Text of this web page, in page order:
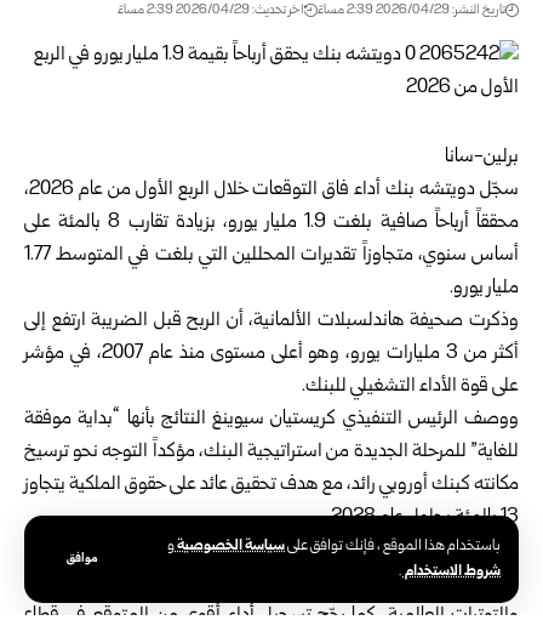
باستخدام هذا الموقع ، فإنك توافق علىسياسة الخصوصيةو
شروط الاستخدام.
موافق
تاريخ النشر: 2026/04/29 2:39 مساءً اخر تحديث: 2026/04/29 2:39 مساءً
برلين-سانا
سجّل دويتشه بنك أداء فاق التوقعات خلال الربع الأول من عام 2026،
محققاً أرباحاً صافية بلغت 1.9 مليار يورو، بزيادة تقارب 8 بالمئة على
أساس سنوي، متجاوزاً تقديرات المحللين التي بلغت في المتوسط 1.77
مليار يورو.
وذكرت صحيفة هاندلسبلات الألمانية، أن الربح قبل الضريبة ارتفع إلى
أكثر من 3 مليارات يورو، وهو أعلى مستوى منذ عام 2007، في مؤشر
على قوة الأداء التشغيلي للبنك.
ووصف الرئيس التنفيذي كريستيان سيوينغ النتائج بأنها “بداية موفقة
للغاية” للمرحلة الجديدة من استراتيجية البنك، مؤكداً التوجه نحو ترسيخ
مكانته كبنك أوروبي رائد، مع هدف تحقيق عائد على حقوق الملكية يتجاوز
13 بالمئة بحلول عام 2028.
ويحافظ البنك على توقعاته للعام بالكامل، والتي تتضمن تحقيق إيرادات
بنحو 33 مليار يورو في 2026، رغم التحديات الاقتصادية في أوروبا
والتوترات العالمية، كما رجّح تسجيل أداء أقوى من المتوقع في قطاع